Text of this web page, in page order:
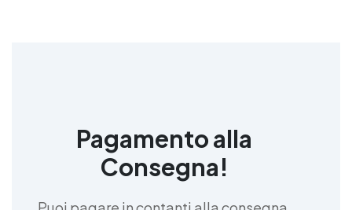
Pagamento alla
Consegna!